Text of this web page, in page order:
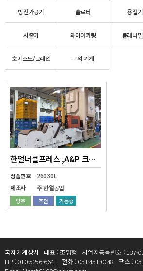
방전가공기 슬로터 용접기
사출기 와이어커팅 플래너
호이스트/크레인 그외 기계
한얼너클프레스 ,A&P 크레들레벨라 HNKJ-400W
상품번호
260301
제조사
주 한얼공업
양호 추천 가동중
국제기계상사 대표 : 조명형 사업자등록번호 : 137-
HP : 010-5256-6641
전화 : 031-431-0048 팩스 :